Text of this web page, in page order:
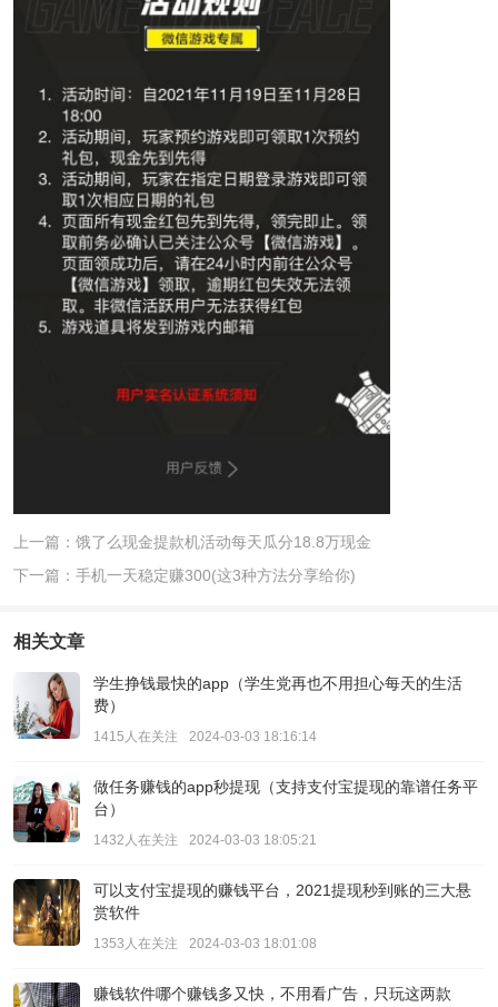
上一篇：饿了么现金提款机活动每天瓜分18.8万现金
下一篇：手机一天稳定赚300(这3种方法分享给你)
相关文章
学生挣钱最快的app（学生党再也不用担心每天的生活
费）
1415人在关注 2024-03-03 18:16:14
做任务赚钱的app秒提现（支持支付宝提现的靠谱任务平
台）
1432人在关注 2024-03-03 18:05:21
可以支付宝提现的赚钱平台，2021提现秒到账的三大悬
赏软件
1353人在关注 2024-03-03 18:01:08
赚钱软件哪个赚钱多又快，不用看广告，只玩这两款